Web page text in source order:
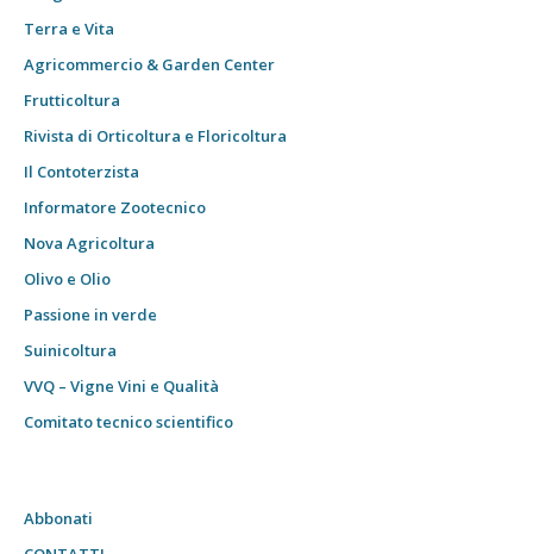
Terra e Vita
Agricommercio & Garden Center
Frutticoltura
Rivista di Orticoltura e Floricoltura
Il Contoterzista
Informatore Zootecnico
Nova Agricoltura
Olivo e Olio
Passione in verde
Suinicoltura
VVQ – Vigne Vini e Qualità
Comitato tecnico scientifico
Abbonati